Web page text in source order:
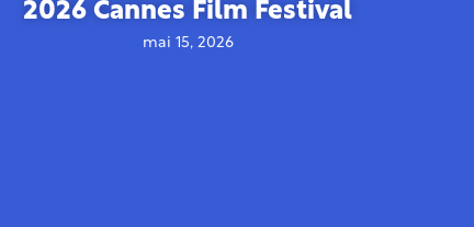
2026 Cannes Film Festival
mai 15, 2026